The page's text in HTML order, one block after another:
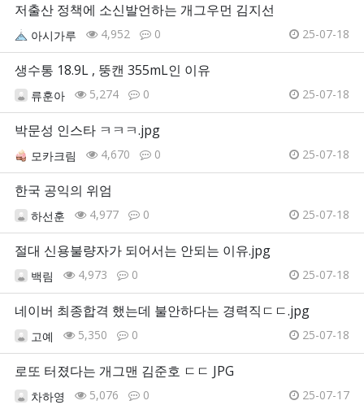
저출산 정책에 소신발언하는 개그우먼 김지선
아시가루 4,952 0 25-07-18
생수통 18.9L , 뚱캔 355mL인 이유
류훈아 5,274 0 25-07-18
박문성 인스타 ㅋㅋㅋ.jpg
모카크림 4,670 0 25-07-18
한국 공익의 위엄
하선훈 4,977 0 25-07-18
절대 신용불량자가 되어서는 안되는 이유.jpg
백림 4,973 0 25-07-18
네이버 최종합격 했는데 불안하다는 경력직ㄷㄷ.jpg
고예 5,350 0 25-07-18
로또 터졌다는 개그맨 김준호 ㄷㄷ JPG
차하영 5,076 0 25-07-17